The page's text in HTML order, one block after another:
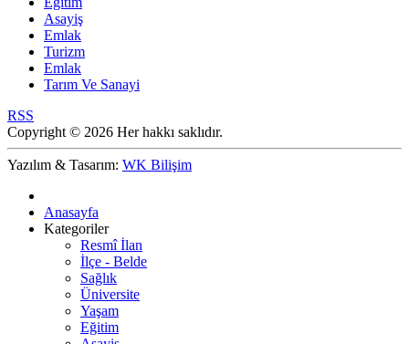
Asayiş
Emlak
Turizm
Emlak
Tarım Ve Sanayi
RSS
Copyright © 2026 Her hakkı saklıdır.
Yazılım & Tasarım: WK Bilişim
Anasayfa
Kategoriler
Resmî İlan
İlçe - Belde
Sağlık
Üniversite
Yaşam
Eğitim